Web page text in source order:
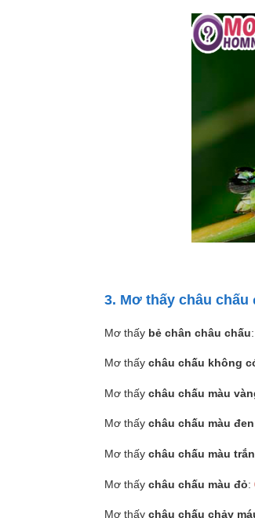
3. Mơ thấy châu chấu
Mơ thấy bẻ chân châu chấu:
Mơ thấy châu chấu không
Mơ thấy châu chấu màu
Mơ thấy châu chấu màu đen
Mơ thấy châu chấu màu
Mơ thấy châu chấu màu đỏ:
Mơ thấy châu chấu chảy